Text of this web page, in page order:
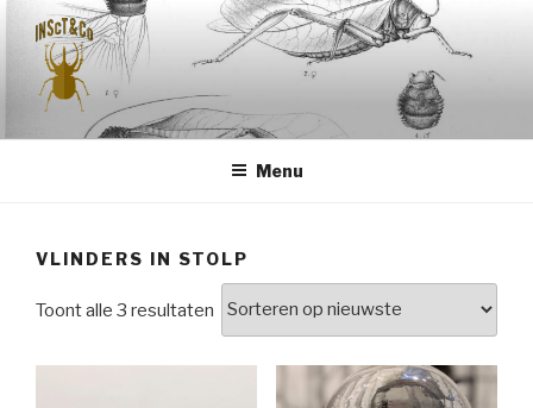
inhoud
springen
INSCT & CO
Menu
VLINDERS IN STOLP
Toont alle 3 resultaten Gesorteerd
op
nieuwste